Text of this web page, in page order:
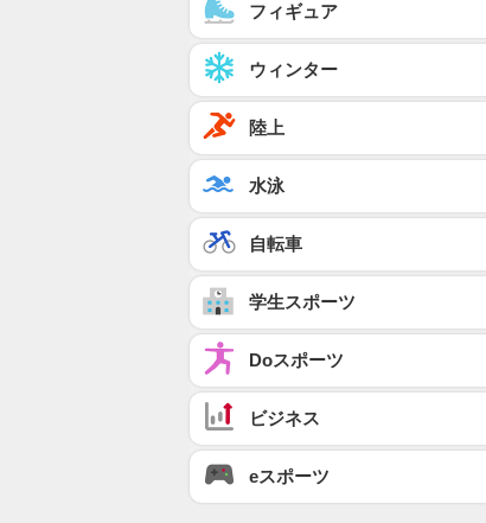
フィギュア
ウィンター
陸上
水泳
自転車
学生スポーツ
Doスポーツ
ビジネス
eスポーツ